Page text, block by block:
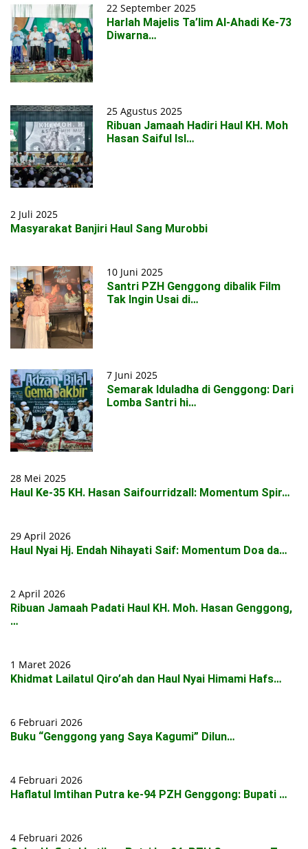
22 September 2025
Harlah Majelis Ta’lim Al-Ahadi Ke-73
Diwarna…
25 Agustus 2025
Ribuan Jamaah Hadiri Haul KH. Moh
Hasan Saiful Isl…
2 Juli 2025
Masyarakat Banjiri Haul Sang Murobbi
10 Juni 2025
Santri PZH Genggong dibalik Film
Tak Ingin Usai di…
7 Juni 2025
Semarak Iduladha di Genggong: Dari
Lomba Santri hi…
28 Mei 2025
Haul Ke-35 KH. Hasan Saifourridzall: Momentum Spir…
29 April 2026
Haul Nyai Hj. Endah Nihayati Saif: Momentum Doa da…
2 April 2026
Ribuan Jamaah Padati Haul KH. Moh. Hasan Genggong,
…
1 Maret 2026
Khidmat Lailatul Qiro’ah dan Haul Nyai Himami Hafs…
6 Februari 2026
Buku “Genggong yang Saya Kagumi” Dilun…
4 Februari 2026
Haflatul Imtihan Putra ke-94 PZH Genggong: Bupati …
4 Februari 2026